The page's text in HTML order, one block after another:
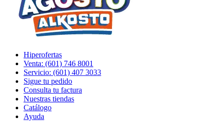
Hiperofertas
Venta: (601) 746 8001
Servicio: (601) 407 3033
Sigue tu pedido
Consulta tu factura
Nuestras tiendas
Catálogo
Ayuda